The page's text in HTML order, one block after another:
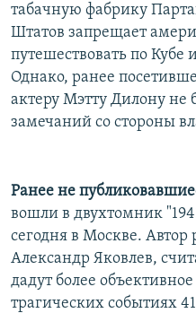
табачную фабрику
Штатов запрещает
путешествовать по Кубе
Однако, ранее
актеру Мэтту Дилону не
замечаний со стороны
Ранее не
вошли в двухтомник
сегодня в Москве.
Александр Яковлев,
дадут более
трагических событиях